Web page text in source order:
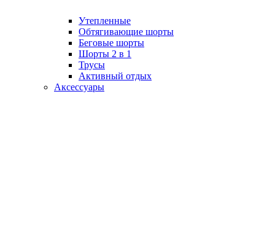
Утепленные
Обтягивающие шорты
Беговые шорты
Шорты 2 в 1
Трусы
Активный отдых
Аксессуары